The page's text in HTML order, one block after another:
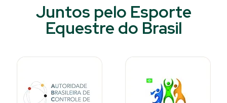
Juntos pelo Esporte
Equestre do Brasil​